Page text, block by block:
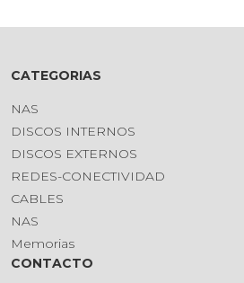
CATEGORIAS
NAS
DISCOS INTERNOS
DISCOS EXTERNOS
REDES-CONECTIVIDAD
CABLES
NAS
Memorias
CONTACTO